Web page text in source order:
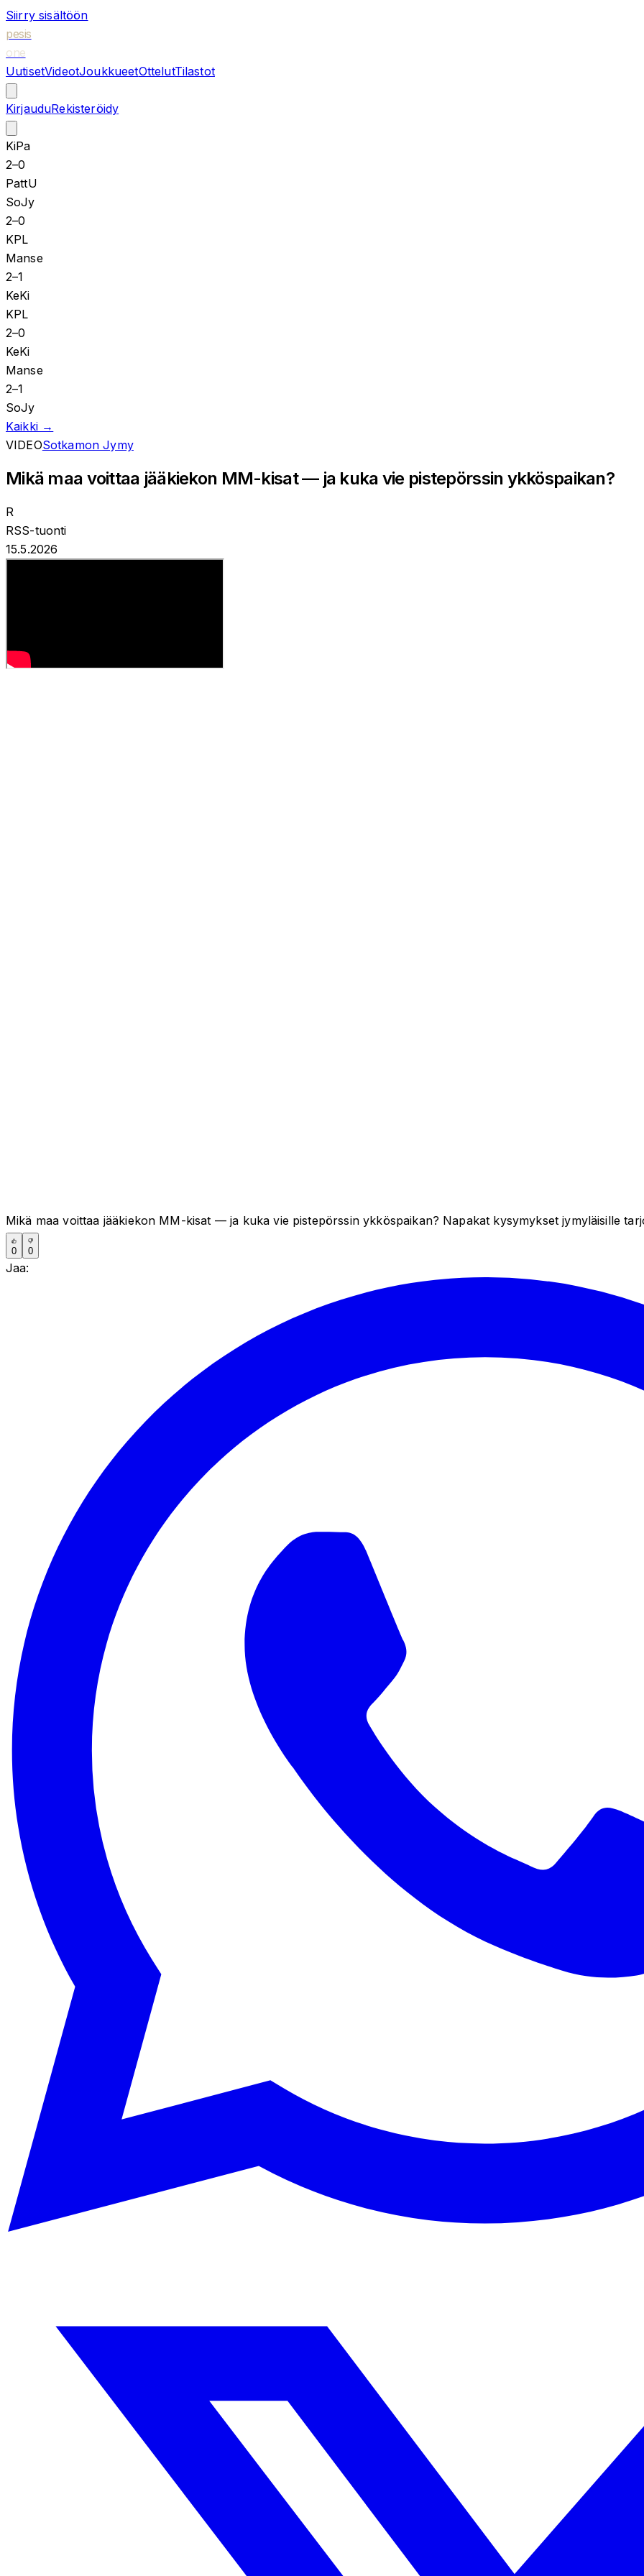
Siirry sisältöön
pesis
one
UutisetVideotJoukkueetOttelutTilastot
KirjauduRekisteröidy
KiPa
2–0
PattU
SoJy
2–0
KPL
Manse
2–1
KeKi
KPL
2–0
KeKi
Manse
2–1
SoJy
Kaikki →
VIDEOSotkamon Jymy
Mikä maa voittaa jääkiekon MM-kisat — ja kuka vie pistepörssin ykköspaikan?
R
RSS-tuonti
15.5.2026
Mikä maa voittaa jääkiekon MM-kisat — ja kuka vie pistepörssin ykköspaikan? Napakat kysymykset jymyläisille
0 0
Jaa: